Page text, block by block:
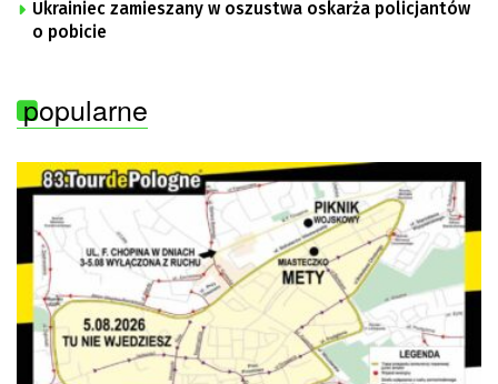
Ukrainiec zamieszany w oszustwa oskarża policjantów
o pobicie
popularne